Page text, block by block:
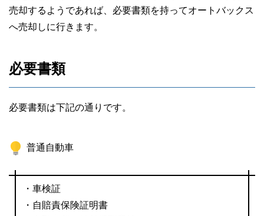
売却するようであれば、必要書類を持ってオートバックス
へ売却しに行きます。
必要書類
必要書類は下記の通りです。
普通自動車
・車検証
・自賠責保険証明書